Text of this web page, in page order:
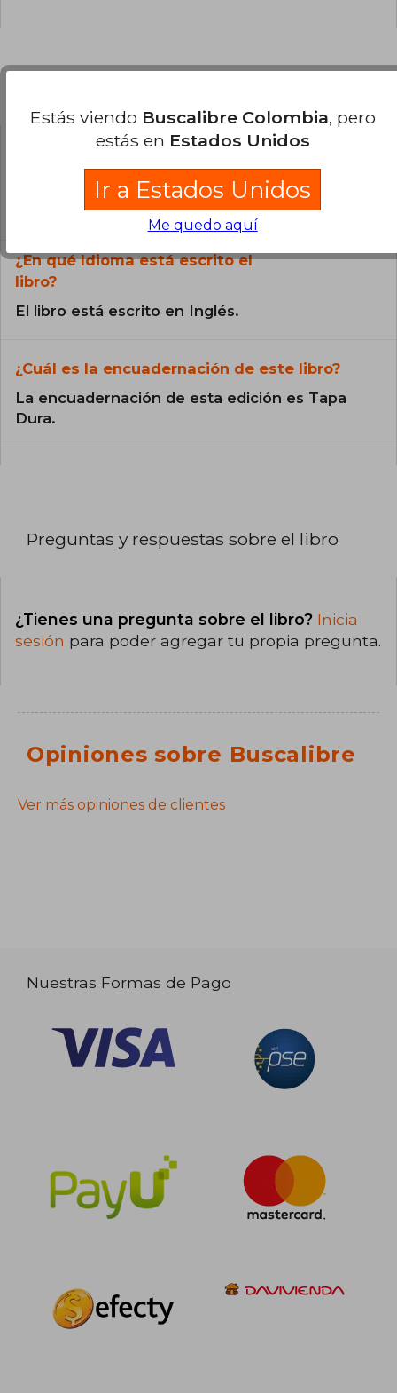
Todos los libros de nuestro
catálogo son Originales.
¿En qué Idioma está escrito el
libro?
El libro está escrito en Inglés.
¿Cuál es la encuadernación de este libro?
La encuadernación de esta edición es Tapa
Dura.
Preguntas y respuestas sobre el libro
¿Tienes una pregunta sobre el libro? Inicia
sesión para poder agregar tu propia pregunta.
Opiniones sobre Buscalibre
Ver más opiniones de clientes
Nuestras Formas de Pago
Estás viendo Buscalibre Colombia, pero
estás en Estados Unidos
Ir a Estados Unidos
Me quedo aquí